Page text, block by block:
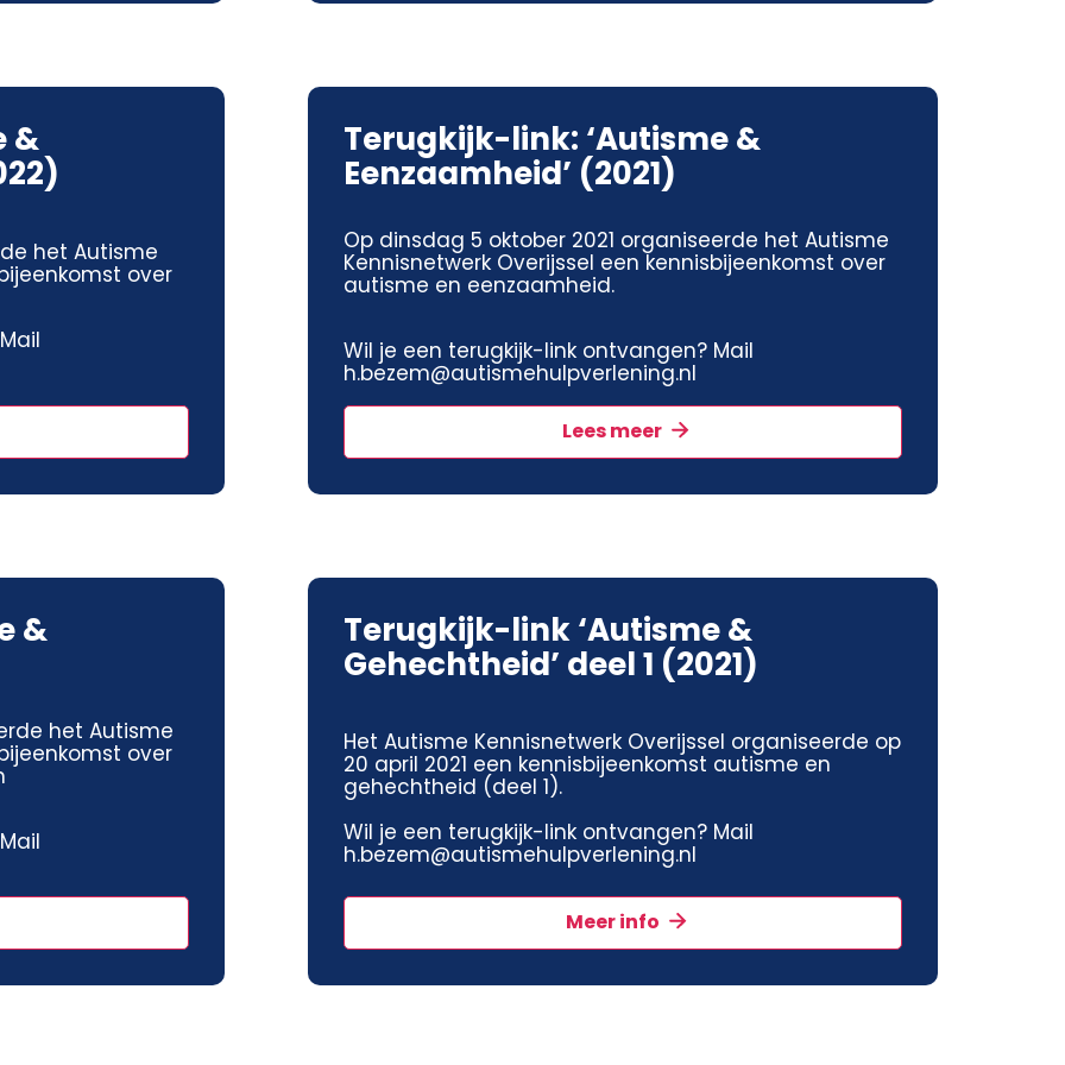
&
het Autisme
over
Terugkijk-link: ‘Autisme &
Eenzaamheid’ (2021)
Op dinsdag 5 oktober 2021 organiseerde het Autisme
Kennisnetwerk Overijssel een kennisbijeenkomst over
autisme en eenzaamheid.
Wil je een terugkijk-link ontvangen? Mail
h.bezem@autismehulpverlening.nl
Lees meer
&
het Autisme
over
Terugkijk-link ‘Autisme &
Gehechtheid’ deel 1 (2021)
Het Autisme Kennisnetwerk Overijssel organiseerde op
20 april 2021 een kennisbijeenkomst autisme en
gehechtheid (deel 1).
Wil je een terugkijk-link ontvangen? Mail
h.bezem@autismehulpverlening.nl
Meer info